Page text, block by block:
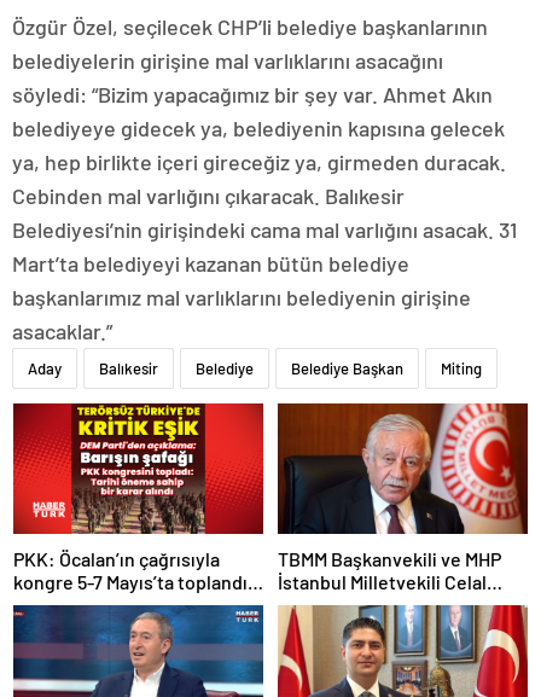
Özgür Özel, seçilecek CHP’li belediye başkanlarının
belediyelerin girişine mal varlıklarını asacağını
söyledi: “Bizim yapacağımız bir şey var. Ahmet Akın
belediyeye gidecek ya, belediyenin kapısına gelecek
ya, hep birlikte içeri gireceğiz ya, girmeden duracak.
Cebinden mal varlığını çıkaracak. Balıkesir
Belediyesi’nin girişindeki cama mal varlığını asacak. 31
Mart’ta belediyeyi kazanan bütün belediye
başkanlarımız mal varlıklarını belediyenin girişine
asacaklar.”
Aday Balıkesir Belediye Belediye Başkan Miting
PKK: Öcalan’ın çağrısıyla
kongre 5-7 Mayıs’ta toplandı!
Tarihi bir karar alındı!
TBMM Başkanvekili ve MHP
İstanbul Milletvekili Celal
Adan: Kan ve kin devri
kapanmıştır